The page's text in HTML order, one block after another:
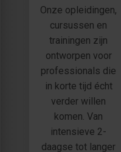
Onze opleidingen,
cursussen en
trainingen zijn
ontworpen voor
professionals die
in korte tijd écht
verder willen
komen. Van
intensieve 2-
daagse tot langer